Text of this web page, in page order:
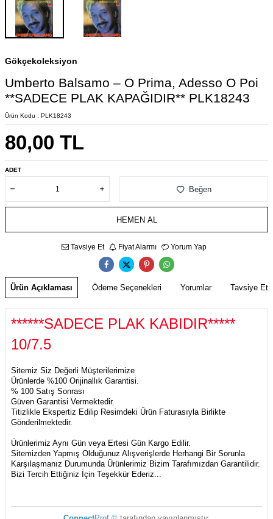
Gökçekoleksiyon
Umberto Balsamo – O Prima, Adesso O Poi
**SADECE PLAK KAPAĞIDIR** PLK18243
Ürün Kodu : PLK18243
80,00 TL
ADET
Beğen
HEMEN AL
Tavsiye Et Fiyat Alarmı Yorum Yap
Ürün Açıklaması Ödeme Seçenekleri Yorumlar Tavsiye Et
******SADECE PLAK KABIDIR*****
10/7.5
Sitemiz Siz Değerli Müşterilerimize
Ürünlerde %100 Orijinallık Garantisi.
% 100 Satış Sonrası
Güven Garantisi Vermektedir.
Titizlikle Ekspertiz Edilip Resimdeki Ürün Faturasıyla Birlikte
Gönderilmektedir.
Ürünlerimiz Aynı Gün veya Ertesi Gün Kargo Edilir.
Sitemizden Yapmış Olduğunuz Alışverişlerde Herhangi Bir Sorunla
Karşılaşmanız Durumunda Ürünlerimiz Bizim Tarafımızdan Garantilidir.
Bizi Tercih Ettiğiniz İçin Teşekkür Ederiz...